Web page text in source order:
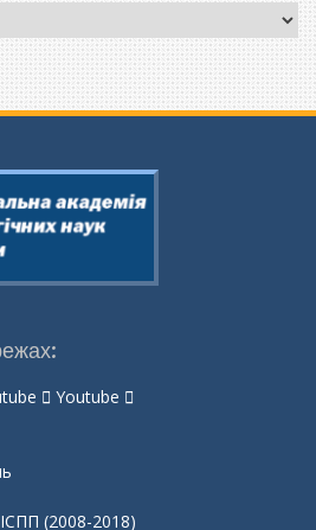
Youtube
(2008-2018)